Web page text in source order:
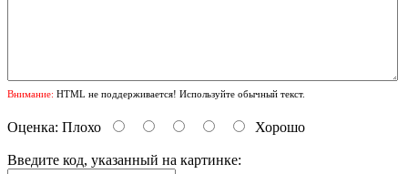
Внимание: HTML не поддерживается! Используйте обычный текст.
Оценка: Плохо Хорошо
Введите код, указанный на картинке: